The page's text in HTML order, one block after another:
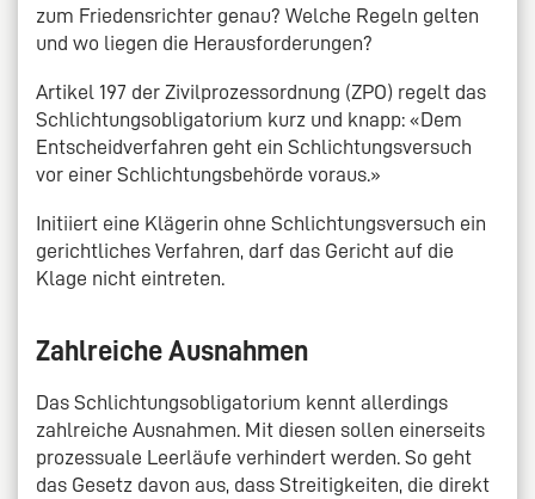
zum Friedensrichter genau? Welche Regeln gelten
und wo liegen die Herausforderungen?
Artikel 197 der Zivilprozessordnung (ZPO) regelt das
Schlichtungsobligatorium kurz und knapp: «Dem
Entscheidverfahren geht ein Schlichtungsversuch
vor einer Schlichtungsbehörde voraus.»
Initiiert eine Klägerin ohne Schlichtungsversuch ein
gerichtliches Verfahren, darf das Gericht auf die
Klage nicht eintreten.
Zahlreiche Ausnahmen
Das Schlichtungsobligatorium kennt allerdings
zahlreiche Ausnahmen. Mit diesen sollen einerseits
prozessuale Leerläufe verhindert werden. So geht
das Gesetz davon aus, dass Streitigkeiten, die direkt